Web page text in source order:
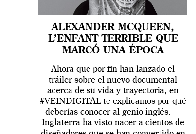
ALEXANDER MCQUEEN,
L’ENFANT TERRIBLE QUE
MARCÓ UNA ÉPOCA
Ahora que por fin han lanzado el
tráiler sobre el nuevo documental
acerca de su vida y trayectoria, en
#VEINDIGITAL te explicamos por qué
deberías conocer al genio inglés.
Inglaterra ha visto nacer a cientos de